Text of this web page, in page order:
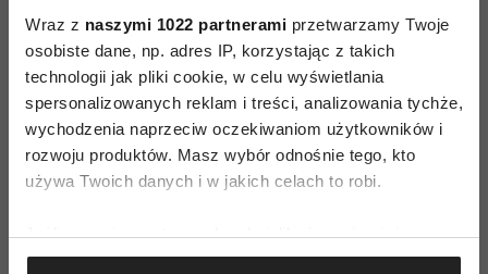
Wraz z naszymi 1022 partnerami przetwarzamy Twoje
osobiste dane, np. adres IP, korzystając z takich
technologii jak pliki cookie, w celu wyświetlania
spersonalizowanych reklam i treści, analizowania tychże,
wychodzenia naprzeciw oczekiwaniom użytkowników i
rozwoju produktów. Masz wybór odnośnie tego, kto
używa Twoich danych i w jakich celach to robi.
Jeśli wyrazisz na to zgodę, chcielibyśmy również:
Gromadzić dane dotyczące Twojej lokalizacji